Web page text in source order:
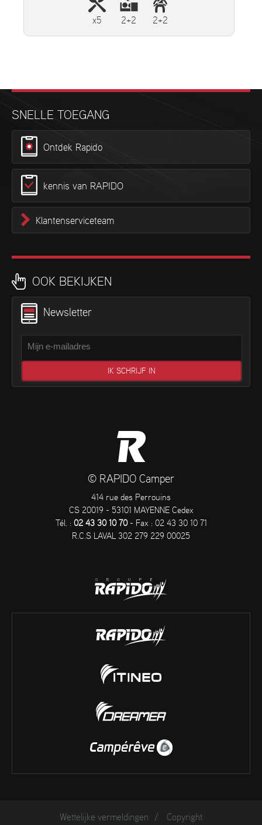
x5 2+2 2+2
SNELLE TOEGANG
Ontdek Rapido
kennis van RAPIDO
Klantenserviceteam
OOK BEKIJKEN
Newsletter
© RAPIDO Camper
414 rue des Perrouins
CS 20019 - 53101 MAYENNE Cedex
Tél. : 02 43 30 10 70- Fax : 02 43 30 10 71
R.C.S LAVAL 302 279 229 00025
Wettelijke vermeldingen / Copyright